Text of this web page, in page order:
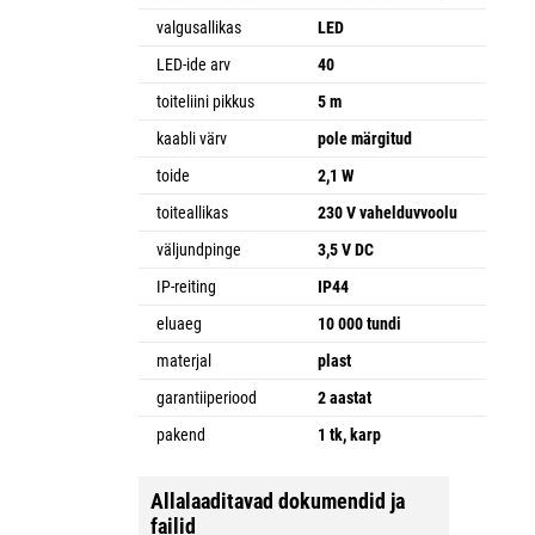
valgusallikas
LED
LED-ide arv
40
toiteliini pikkus
5 m
kaabli värv
pole märgitud
toide
2,1 W
toiteallikas
230 V vahelduvvoolu
väljundpinge
3,5 V DC
IP-reiting
IP44
eluaeg
10 000 tundi
materjal
plast
garantiiperiood
2 aastat
pakend
1 tk, karp
Allalaaditavad dokumendid ja
failid